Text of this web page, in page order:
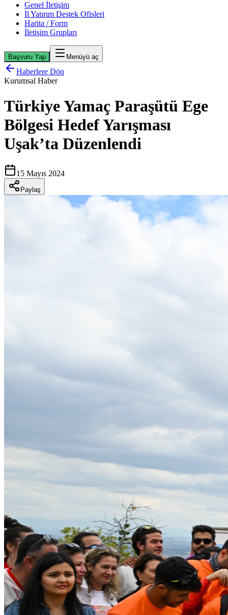
Genel İletişim
İl Yatırım Destek Ofisleri
Harita / Form
İletişim Grupları
Başvuru Yap Menüyü aç
Haberlere Dön
Kurumsal Haber
Türkiye Yamaç Paraşütü Ege
Bölgesi Hedef Yarışması
Uşak’ta Düzenlendi
15 Mayıs 2024
Paylaş